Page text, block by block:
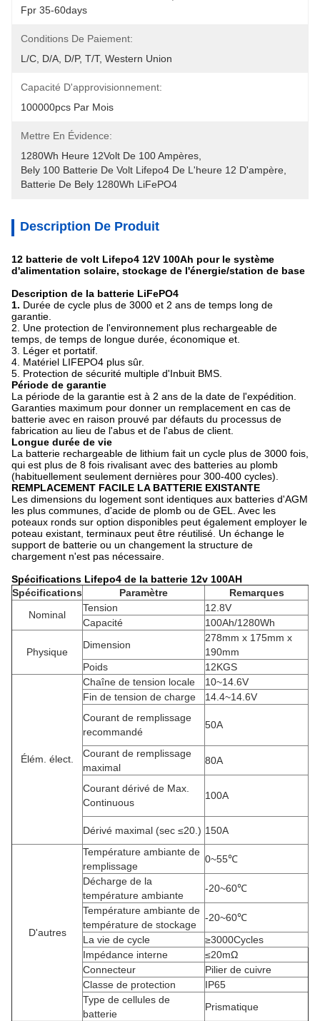
Fpr 35-60days
Conditions De Paiement:
L/C, D/A, D/P, T/T, Western Union
Capacité D'approvisionnement:
100000pcs Par Mois
Mettre En Évidence:
1280Wh Heure 12Volt De 100 Ampères
Bely 100 Batterie De Volt Lifepo4 De L'heure 12 D'ampère
Batterie De Bely 1280Wh LiFePO4
Description De Produit
12 batterie de volt Lifepo4 12V 100Ah pour le système
d'alimentation solaire, stockage de l'énergie/station de base
Description de la batterie LiFePO4
1. Durée de cycle plus de 3000 et 2 ans de temps long de
garantie.
2. Une protection de l'environnement plus rechargeable de
temps, de temps de longue durée, économique et.
3. Léger et portatif.
4. Matériel LIFEPO4 plus sûr.
5. Protection de sécurité multiple d'Inbuit BMS.
Période de garantie
La période de la garantie est à 2 ans de la date de l'expédition.
Garanties maximum pour donner un remplacement en cas de
batterie avec en raison prouvé par défauts du processus de
fabrication au lieu de l'abus et de l'abus de client.
Longue durée de vie
La batterie rechargeable de lithium fait un cycle plus de 3000 fois,
qui est plus de 8 fois rivalisant avec des batteries au plomb
(habituellement seulement dernières pour 300-400 cycles).
REMPLACEMENT FACILE LA BATTERIE EXISTANTE
Les dimensions du logement sont identiques aux batteries d'AGM
les plus communes, d'acide de plomb ou de GEL. Avec les
poteaux ronds sur option disponibles peut également employer le
poteau existant, terminaux peut être réutilisé. Un échange le
support de batterie ou un changement la structure de
chargement n'est pas nécessaire.
Spécifications Lifepo4 de la batterie 12v 100AH
Spécifications
Paramètre
Remarques
Nominal
Tension
12.8V
Capacité
100Ah/1280Wh
Physique
Dimension
278mm x 175mm x
190mm
Poids
12KGS
Élém. élect.
Chaîne de tension locale
10~14.6V
Fin de tension de charge
14.4~14.6V
Courant de remplissage
recommandé
50A
Courant de remplissage
maximal
80A
Courant dérivé de Max.
Continuous
100A
Dérivé maximal (sec ≤20.) 150A
D'autres
Température ambiante de
remplissage
0~55℃
Décharge de la
température ambiante
-20~60℃
Température ambiante de
température de stockage
-20~60℃
La vie de cycle
≥3000Cycles
Impédance interne
≤20mΩ
Connecteur
Pilier de cuivre
Classe de protection
IP65
Type de cellules de
batterie
Prismatique